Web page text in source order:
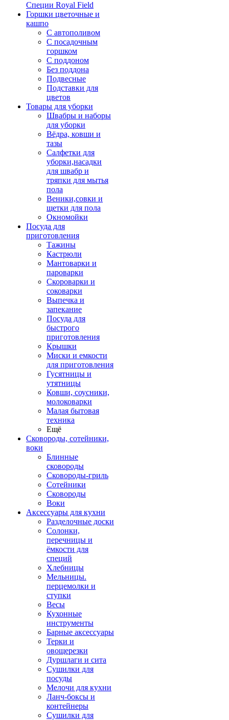
Специи Royal Field
Горшки цветочные и
кашпо
С автополивом
С посадочным
горшком
С поддоном
Без поддона
Подвесные
Подставки для
цветов
Товары для уборки
Швабры и наборы
для уборки
Вёдра, ковши и
тазы
Салфетки для
уборки,насадки
для швабр и
тряпки для мытья
пола
Веники,совки и
щетки для пола
Окномойки
Посуда для
приготовления
Тажины
Кастрюли
Мантоварки и
пароварки
Скороварки и
соковарки
Выпечка и
запекание
Посуда для
быстрого
приготовления
Крышки
Миски и емкости
для приготовления
Гусятницы и
утятницы
Ковши, соусники,
молоковарки
Малая бытовая
техника
Ещё
Сковороды, сотейники,
воки
Блинные
сковороды
Сковороды-гриль
Сотейники
Сковороды
Воки
Аксессуары для кухни
Разделочные доски
Солонки,
перечницы и
ёмкости для
специй
Хлебницы
Мельницы.
перцемолки и
ступки
Весы
Кухонные
инструменты
Барные аксессуары
Терки и
овощерезки
Дуршлаги и сита
Сушилки для
посуды
Мелочи для кухни
Ланч-боксы и
контейнеры
Сушилки для